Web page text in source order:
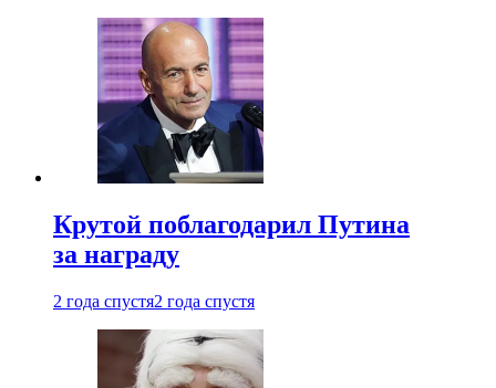
Крутой поблагодарил Путина
за награду
2 года спустя2 года спустя